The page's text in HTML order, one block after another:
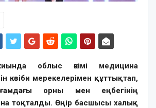
облыс әкімі медицина
кәсіби мерекелерімен құттықтап,
орны мен еңбегінің
тоқталды. Өңір басшысы халық